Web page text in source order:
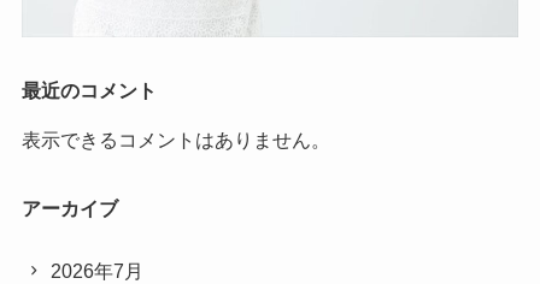
最近のコメント
表示できるコメントはありません。
アーカイブ
2026年7月